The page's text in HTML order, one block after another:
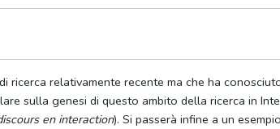
relativamente recente ma che ha
sulla genesi di questo ambito della ricerca in
en interaction). Si passerà infine a un